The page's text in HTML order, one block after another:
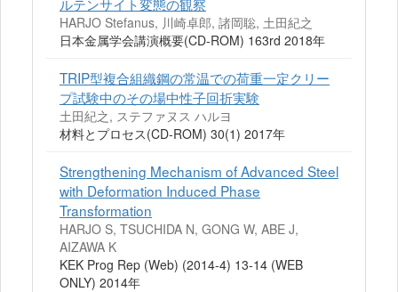
HARJO Stefanus, 川崎卓郎, 諸岡聡, 土田紀之
日本金属学会講演概要(CD-ROM) 163rd 2018年
TRIP型複合組織鋼の常温での荷重一定クリー
プ試験中のその場中性子回折実験
土田紀之, ステファヌス ハルヨ
材料とプロセス(CD-ROM) 30(1) 2017年
Strengthening Mechanism of Advanced Steel
with Deformation Induced Phase
Transformation
HARJO S, TSUCHIDA N, GONG W, ABE J,
AIZAWA K
KEK Prog Rep (Web) (2014-4) 13-14 (WEB
ONLY) 2014年